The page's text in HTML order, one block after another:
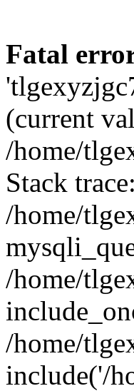
Fatal
(current
/home/
Stack
/home/
/home/
/home/
include('/